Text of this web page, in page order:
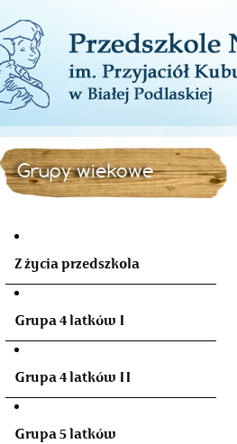
Grupy wiekowe
Z życia przedszkola
Grupa 4 latków I
Grupa 4 latków II
Grupa 5 latków